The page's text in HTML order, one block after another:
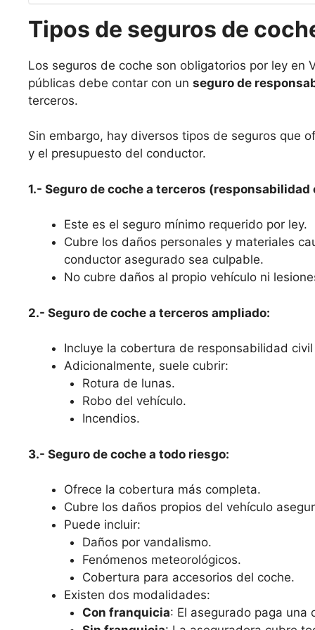
Tipos de seguros de
Los seguros de coche son obligatorios por ley en
públicas debe contar con un seguro de
terceros.
Sin embargo, hay diversos tipos de seguros que
y el presupuesto del conductor.
1.- Seguro de coche a terceros
Este es el seguro mínimo requerido por ley.
Cubre los daños personales y materiales
conductor asegurado sea culpable.
No cubre daños al propio vehículo ni
2.- Seguro de coche a terceros ampliado:
Incluye la cobertura de responsabilidad
Adicionalmente, suele cubrir:
Rotura de lunas.
Robo del vehículo.
Incendios.
3.- Seguro de coche a todo riesgo:
Ofrece la cobertura más completa.
Cubre los daños propios del vehículo
Puede incluir:
Daños por vandalismo.
Fenómenos meteorológicos.
Cobertura para accesorios del coche.
Existen dos modalidades:
Con franquicia: El asegurado paga